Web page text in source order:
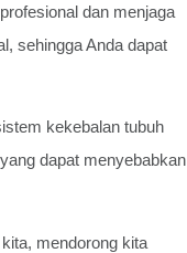
dan menjaga
sehingga Anda dapat
kekebalan tubuh
dapat menyebabkan
mendorong kita